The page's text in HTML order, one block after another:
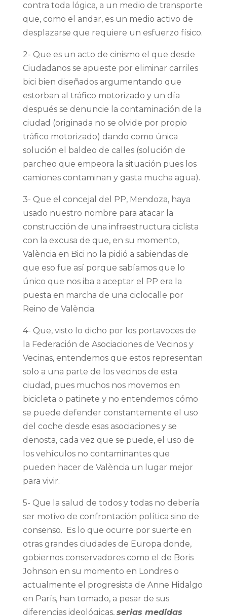
contra toda lógica, a un medio de transporte
que, como el andar, es un medio activo de
desplazarse que requiere un esfuerzo físico.
2- Que es un acto de cinismo el que desde
Ciudadanos se apueste por eliminar carriles
bici bien diseñados argumentando que
estorban al tráfico motorizado y un día
después se denuncie la contaminación de la
ciudad (originada no se olvide por propio
tráfico motorizado) dando como única
solución el baldeo de calles (solución de
parcheo que empeora la situación pues los
camiones contaminan y gasta mucha agua).
3- Que el concejal del PP, Mendoza, haya
usado nuestro nombre para atacar la
construcción de una infraestructura ciclista
con la excusa de que, en su momento,
València en Bici no la pidió a sabiendas de
que eso fue así porque sabíamos que lo
único que nos iba a aceptar el PP era la
puesta en marcha de una ciclocalle por
Reino de València.
4- Que, visto lo dicho por los portavoces de
la Federación de Asociaciones de Vecinos y
Vecinas, entendemos que estos representan
solo a una parte de los vecinos de esta
ciudad, pues muchos nos movemos en
bicicleta o patinete y no entendemos cómo
se puede defender constantemente el uso
del coche desde esas asociaciones y se
denosta, cada vez que se puede, el uso de
los vehículos no contaminantes que
pueden hacer de València un lugar mejor
para vivir.
5- Que la salud de todos y todas no debería
ser motivo de confrontación política sino de
consenso. Es lo que ocurre por suerte en
otras grandes ciudades de Europa donde,
gobiernos conservadores como el de Boris
Johnson en su momento en Londres o
actualmente el progresista de Anne Hidalgo
en París, han tomado, a pesar de sus
diferencias ideológicas, serias medidas